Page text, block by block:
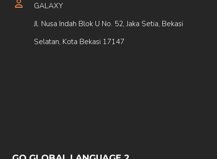
GALAXY
Jl. Nusa Indah Blok U No. 52, Jaka Setia, Bekasi
Selatan, Kota Bekasi 17147